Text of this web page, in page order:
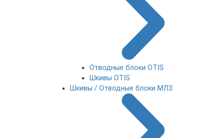
Отводные блоки OTIS
Шкивы OTIS
Шкивы / Отводные блоки МЛЗ